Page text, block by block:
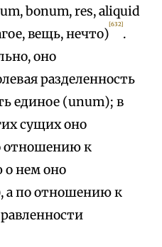
bonum, res, aliquid
вещь, нечто)
[632]
.
оно
разделенность
единое (unum); в
сущих оно
отношению к
о нем оно
а по отношению к